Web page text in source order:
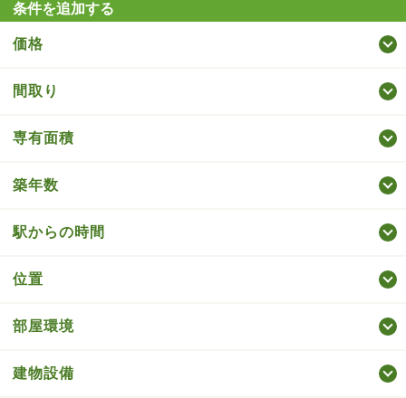
条件を追加する
価格
間取り
専有面積
築年数
駅からの時間
位置
部屋環境
建物設備